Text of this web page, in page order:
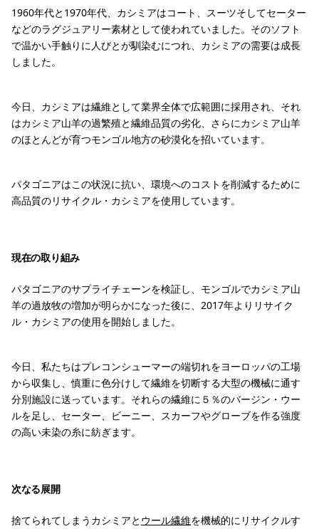
1960年代と1970年代、カシミアはコート、スーツそしてセーター
などのラグジュアリー素材として使われていました。そのソフト
で温かい手触りに人びとが馴染むにつれ、カシミアの需要は成長
しました。
今日、カシミアは繊維として業界全体で広範囲に採用され、それ
はカシミア山羊の過繁殖と繊維品質の劣化、さらにカシミア山羊
のほとんどが育つモンゴル地方の砂漠化を招いています。
パタゴニアはこの状況に抗い、環境へのコストを削減するために
高品質のリサイクル・カシミアを使用しています。
現在の取り組み
パタゴニアのサプライチェーンを検証し、モンゴルでカシミア山
羊の過放牧の増加が明らかになった後に、2017年よりリサイク
ル・カシミアの使用を開始しました。
今日、私たちはプレコンシューマーの端切れをヨーロッパの工場
から収集し、慎重に色分けして繊維を切断する大型の機械に通す
分別施設に送っています。それらの繊維に５％のバージン・ウー
ルを足し、セーター、ビーニー、スカーフやグローブを作る強度
の高い未染の糸に紡ぎます。
次なる展開
捨てられてしまうカシミアと ウール繊維を機械的にリサイクルす